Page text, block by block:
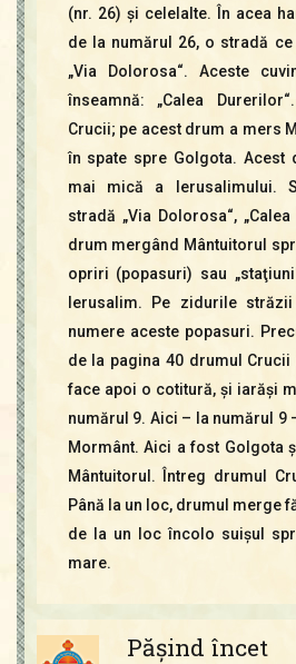
(nr. 26) şi celelalte. În acea
de la numărul 26, o stradă
„Via Dolorosa“. Aceste
înseamnă: „Calea
Crucii; pe acest drum a mers
în spate spre Golgota. Acest
mai mică a Ierusalimului.
stradă „Via Dolorosa“,
drum mergând Mântuitorul
opriri (popasuri) sau
Ierusalim. Pe zidurile
numere aceste popasuri.
de la pagina 40 drumul
face apoi o cotitură, şi iarăşi
numărul 9. Aici – la numărul 9
Mormânt. Aici a fost Golgota
Mântuitorul. Întreg drumul
Până la un loc, drumul merge
de la un loc încolo suişul
mare.
Păşind încet